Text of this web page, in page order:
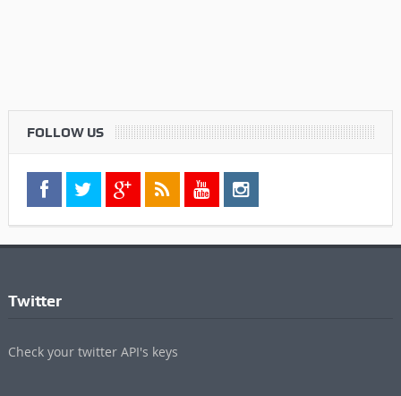
FOLLOW US
Twitter
Check your twitter API's keys